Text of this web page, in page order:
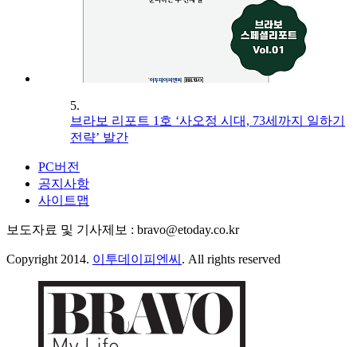
5.
브라보 리포트 1호 ‘사오정 시대, 73세까지 일하기
전략’ 발간
PC버전
공지사항
사이트맵
보도자료 및 기사제보 : bravo@etoday.co.kr
Copyright 2014. 이투데이피엔씨 . All rights reserved